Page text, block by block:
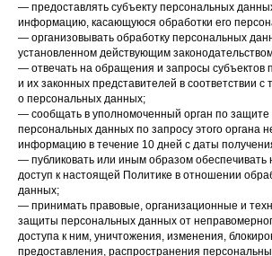
— предоставлять субъекту персональных
информацию, касающуюся обработки его
— организовывать обработку персональных
установленном действующим
— отвечать на обращения и запросы субъектов
и их законных представителей в соответствии
о персональных данных;
— сообщать в уполномоченный орган по защите
персональных данных по запросу этого органа
информацию в течение 10 дней с даты
— публиковать или иным образом обеспечивать
доступ к настоящей Политике в отношении
данных;
— принимать правовые, организационные и
защиты персональных данных от
доступа к ним, уничтожения, изменения,
предоставления, распространения